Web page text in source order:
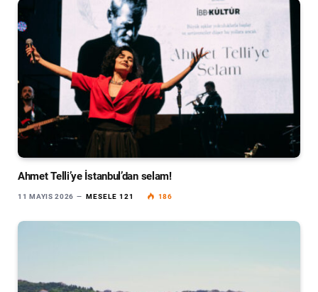
Ahmet Telli’ye İstanbul’dan selam!
11 MAYIS 2026 MESELE 121 186